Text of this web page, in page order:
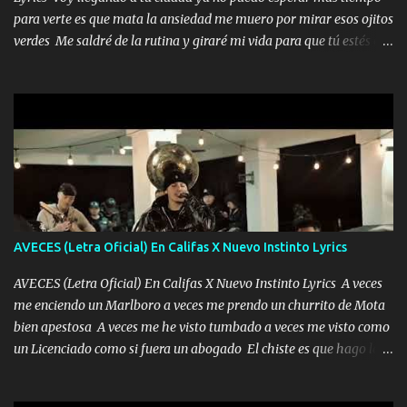
para verte es que mata la ansiedad me muero por mirar esos ojitos
verdes Me saldré de la rutina y giraré mi vida para que tú estés en
solo yo tendre el candado 🔒 del amor ❤️ Música Mil y un besos
para dar ya estando en tu ciudad no habrá quien lo detenga si las
copas van de más vayamos a un lugar y cerremos las puertas
Entre alcohol y besos se va incrementado el Fuego en esa
habitación ya no mires más el reloj Única por donde vas me curas
tú mi mal moviendo tu silueta no hay otra que te sea igual te ves
tan especial por eso es que me tientas Aquí estoy no dejaré que se
te acerque nadie porque solo yo tendre el candado 🔒 del a...
AVECES (Letra Oficial) En Califas X Nuevo Instinto Lyrics
AVECES (Letra Oficial) En Califas X Nuevo Instinto Lyrics A veces
me enciendo un Marlboro a veces me prendo un churrito de Mota
bien apestosa A veces me he visto tumbado a veces me visto como
un Licenciado como si fuera un abogado El chiste es que hago lo